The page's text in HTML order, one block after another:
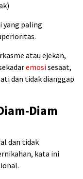
yang paling
atau ejekan,
emosisesaat,
dan tidak dianggap
Diam
dan tidak
kata ini